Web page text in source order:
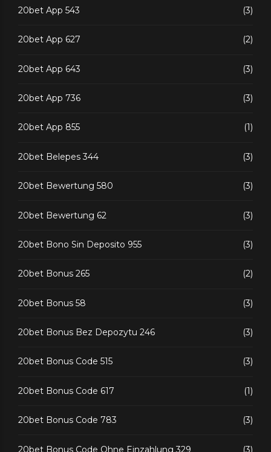
20bet App 543 (3)
20bet App 627 (2)
20bet App 643 (3)
20bet App 736 (3)
20bet App 855 (1)
20bet Belepes 344 (3)
20bet Bewertung 580 (3)
20bet Bewertung 62 (3)
20bet Bono Sin Deposito 955 (3)
20bet Bonus 265 (2)
20bet Bonus 58 (3)
20bet Bonus Bez Depozytu 246 (3)
20bet Bonus Code 515 (3)
20bet Bonus Code 617 (1)
20bet Bonus Code 783 (3)
20bet Bonus Code Ohne Einzahlung 329 (3)